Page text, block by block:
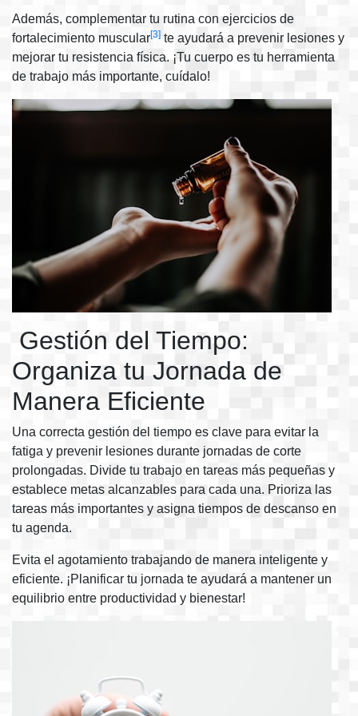
Además, complementar tu rutina con ejercicios de
fortalecimiento muscular[3] te ayudará a prevenir lesiones y
mejorar tu resistencia física. ¡Tu cuerpo es tu herramienta
de trabajo más importante, cuídalo!
Gestión del Tiempo:
Organiza tu Jornada de
Manera Eficiente
Una correcta gestión del tiempo es clave para evitar la
fatiga y prevenir lesiones durante jornadas de corte
prolongadas. Divide tu trabajo en tareas más pequeñas y
establece metas alcanzables para cada una. Prioriza las
tareas más importantes y asigna tiempos de descanso en
tu agenda.
Evita el agotamiento trabajando de manera inteligente y
eficiente. ¡Planificar tu jornada te ayudará a mantener un
equilibrio entre productividad y bienestar!